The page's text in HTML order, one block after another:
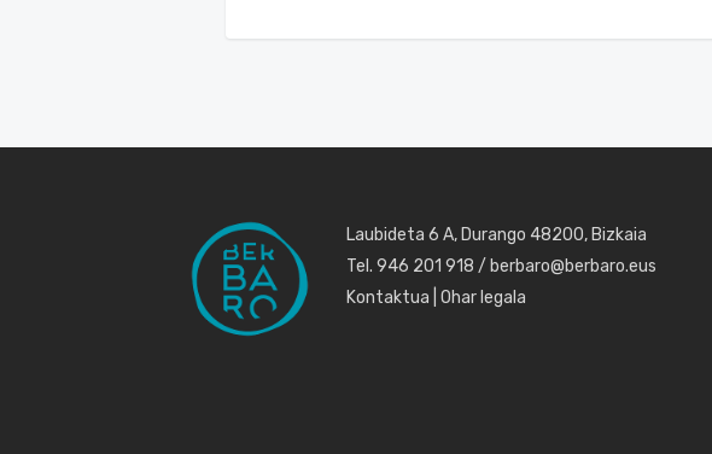
Laubideta 6 A, Durango 48200, Bizkaia
Tel. 946 201 918 / berbaro@berbaro.eus
Kontaktua Ohar legala